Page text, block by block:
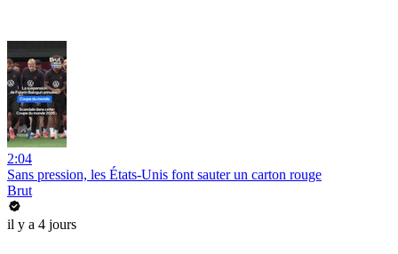
2:04
Sans pression, les États-Unis font sauter un carton rouge
Brut
il y a 4 jours